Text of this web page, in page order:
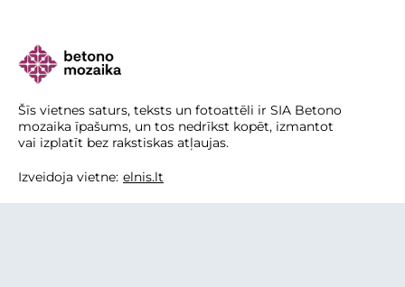
Šīs vietnes saturs, teksts un fotoattēli ir SIA Betono
mozaika īpašums, un tos nedrīkst kopēt, izmantot
vai izplatīt bez rakstiskas atļaujas.
Izveidoja vietne: elnis.lt